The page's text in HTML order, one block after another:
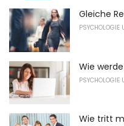
Gleiche
PSYCHOLOGIE
Wie
PSYCHOLOGIE
Wie tritt